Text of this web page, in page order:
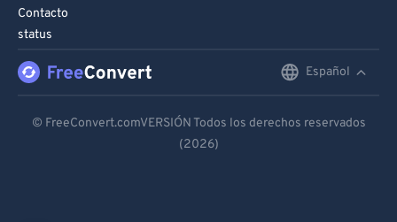
Contacto
status
Español
Español
© FreeConvert.comVERSIÓN Todos los derechos reservados
(2026)